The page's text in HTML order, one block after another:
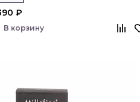
₽
В корзину